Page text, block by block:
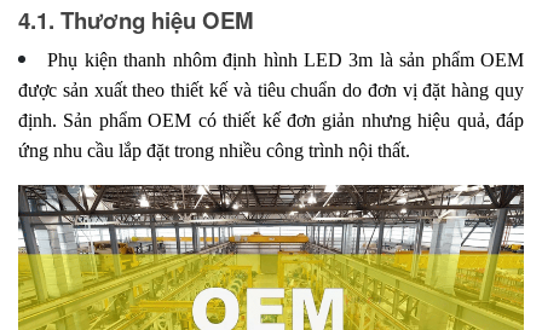
4.1. Thương hiệu OEM
Phụ kiện thanh nhôm định hình LED 3m là sản phẩm OEM
được sản xuất theo thiết kế và tiêu chuẩn do đơn vị đặt hàng quy
định. Sản phẩm OEM có thiết kế đơn giản nhưng hiệu quả, đáp
ứng nhu cầu lắp đặt trong nhiều công trình nội thất.